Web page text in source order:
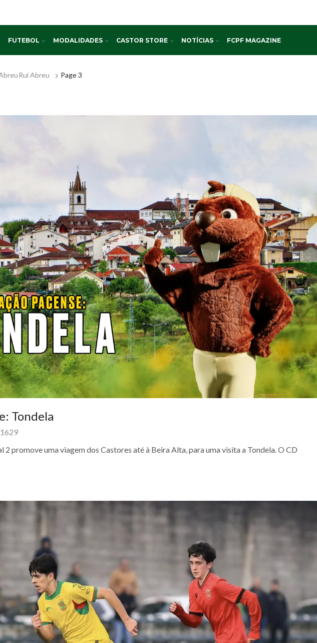
FUTEBOL MODALIDADES CASTOR STORE NOTÍCIAS FCPF MAGAZINE
Rui Abreu Page 3
Tondela
1629
2 promove uma viagem dos Castores até à Beira Alta, para uma visita a Tondela. O CD